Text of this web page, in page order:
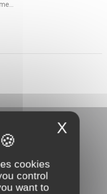
X
cookies
control
want to